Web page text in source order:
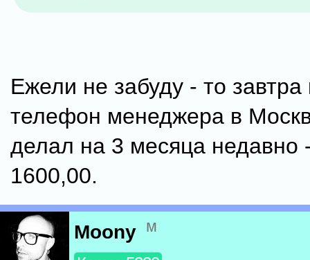
Ежели не забуду - то завтра
телефон менеджера в
делал на 3 месяца недавно
1600,00.
Moony м